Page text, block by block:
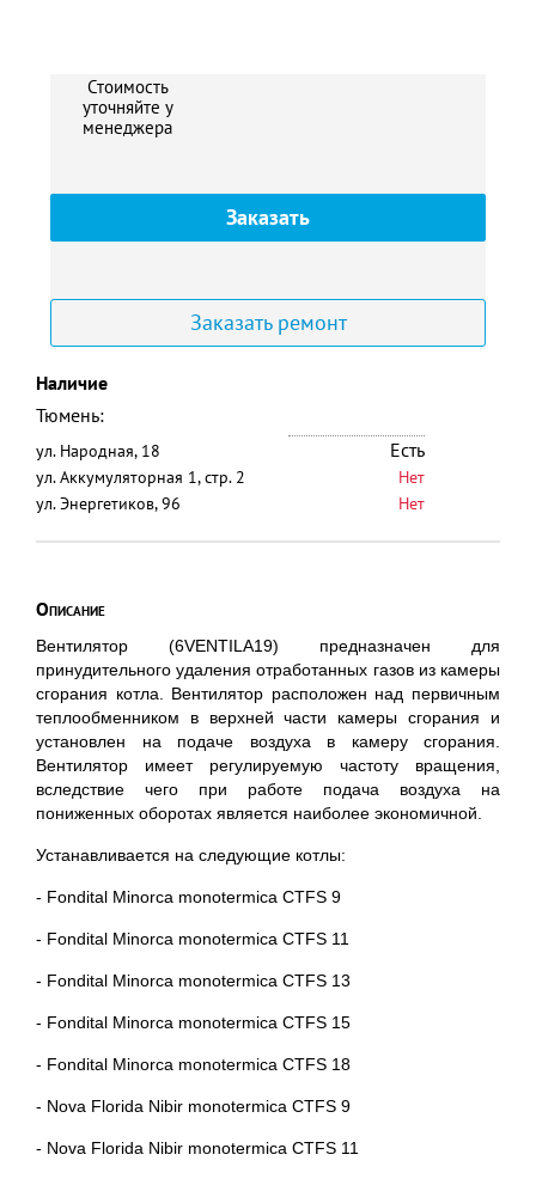
Стоимость
уточняйте у
менеджера
Заказать
Заказать ремонт
Наличие
Тюмень:
ул. Народная, 18 Есть
ул. Аккумуляторная 1, стр. 2
Нет
ул. Энергетиков, 96
Нет
Описание
Вентилятор (6VENTILA19) предназначен для
принудительного удаления отработанных газов из камеры
сгорания котла. Вентилятор расположен над первичным
теплообменником в верхней части камеры сгорания и
установлен на подаче воздуха в камеру сгорания.
Вентилятор имеет регулируемую частоту вращения,
вследствие чего при работе подача воздуха на
пониженных оборотах является наиболее экономичной.
Устанавливается на следующие котлы:
- Fondital Minorca monotermica CTFS 9
- Fondital Minorca monotermica CTFS 11
- Fondital Minorca monotermica CTFS 13
- Fondital Minorca monotermica CTFS 15
- Fondital Minorca monotermica CTFS 18
- Nova Florida Nibir monotermica CTFS 9
- Nova Florida Nibir monotermica CTFS 11